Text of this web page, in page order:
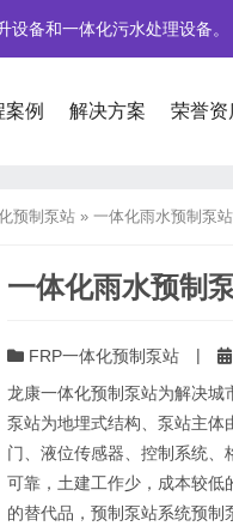
备和一体化污水处理设备。
案例 解决方案 荣誉资
预制泵站 » 一体化雨水预制泵站
一体化雨水预制
FRP一体化预制泵站 |
龙康一体化预制泵站为解决城
泵站为地埋式结构、泵站主体
门、液位传感器、控制系统
可靠，土建工作少，成本较低
的替代品，预制泵站系统预